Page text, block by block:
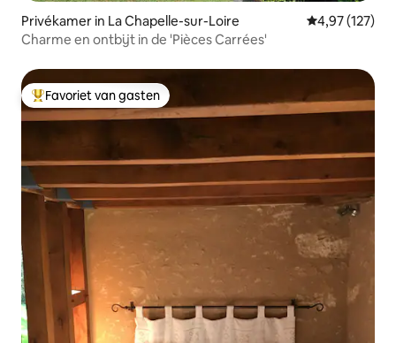
Privékamer in La Chapelle-sur-Loire Gemiddelde
4,97 (127)
Charme en ontbijt in de 'Pièces Carrées'
Topfavoriet van gasten
Favoriet van gasten